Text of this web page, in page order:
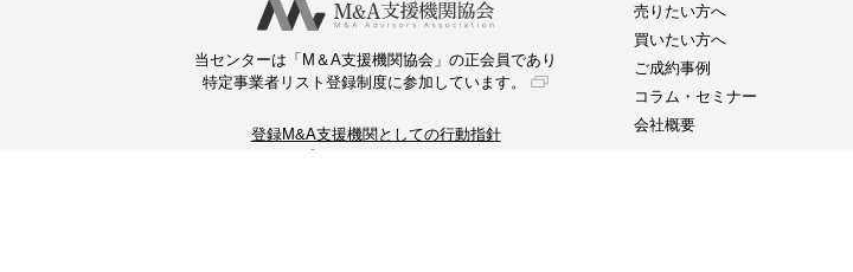
当センターは「M＆A支援機関協会」の正会員であり
特定事業者リスト登録制度に参加しています。
登録M&A支援機関としての行動指針
売りたい方へ
買いたい方へ
ご成約事例
コラム・セミナー
会社概要